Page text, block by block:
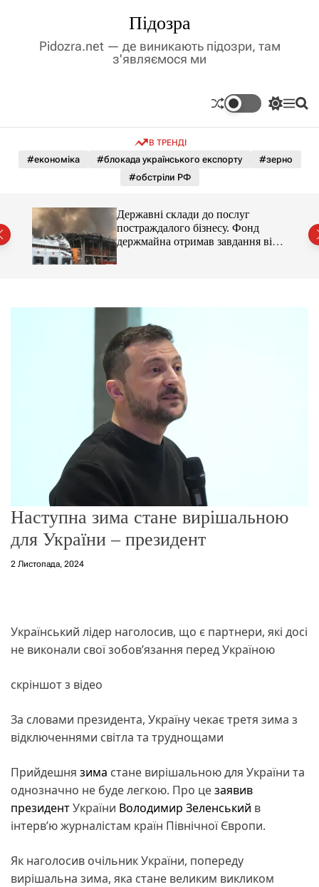
у
Підозра
Pidozra.net — де виникають підозри, там
з'являємося ми
П
м
о
л
М П
В ТРЕНДІ
#економіка #блокада українського експорту
#зерно
#обстріли РФ
Державні склади до послуг
постраждалого бізнесу. Фонд
держмайна отримав завдання від
Наступна зима стане вирішальною
для України – президент
2 Листопада, 2024
Український лідер наголосив, що є партнери, які досі
не виконали свої зобов’язання перед Україною
скріншот з відео
За словами президента, Україну чекає третя зима з
відключеннями світла та труднощами
Прийдешня зима стане вирішальною для України та
однозначно не буде легкою. Про цезаявив
президентУкраїни Володимир Зеленський в
інтерв’ю журналістам країн Північної Європи.
Як наголосив очільник України, попереду
вирішальна зима, яка стане великим викликом